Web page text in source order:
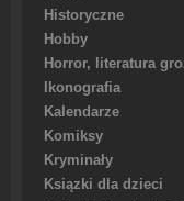
Historyczne
Hobby
Horror, literatura
Ikonografia
Kalendarze
Komiksy
Kryminały
Ksiązki dla dzieci